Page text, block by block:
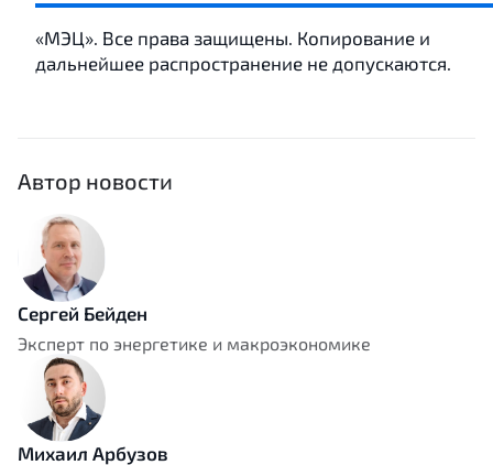
«МЭЦ». Все права защищены. Копирование и
дальнейшее распространение не допускаются.
Автор новости
Сергей Бейден
Эксперт по энергетике и макроэкономике
Михаил Арбузов